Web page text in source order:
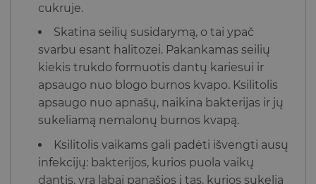
cukruje.
Skatina seilių susidarymą, o tai ypač
svarbu esant halitozei. Pakankamas seilių
kiekis trukdo formuotis dantų kariesui ir
apsaugo nuo blogo burnos kvapo. Ksilitolis
apsaugo nuo apnašų, naikina bakterijas ir jų
sukeliamą nemalonų burnos kvapą.
Ksilitolis vaikams gali padėti išvengti ausų
infekcijų: bakterijos, kurios puola vaikų
dantis, yra labai panašios į tas, kurios sukelia